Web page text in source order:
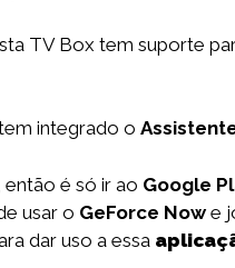
TV Box tem suporte
integrado o
é só ir ao Google
usar o GeForce Now e
dar uso a essa